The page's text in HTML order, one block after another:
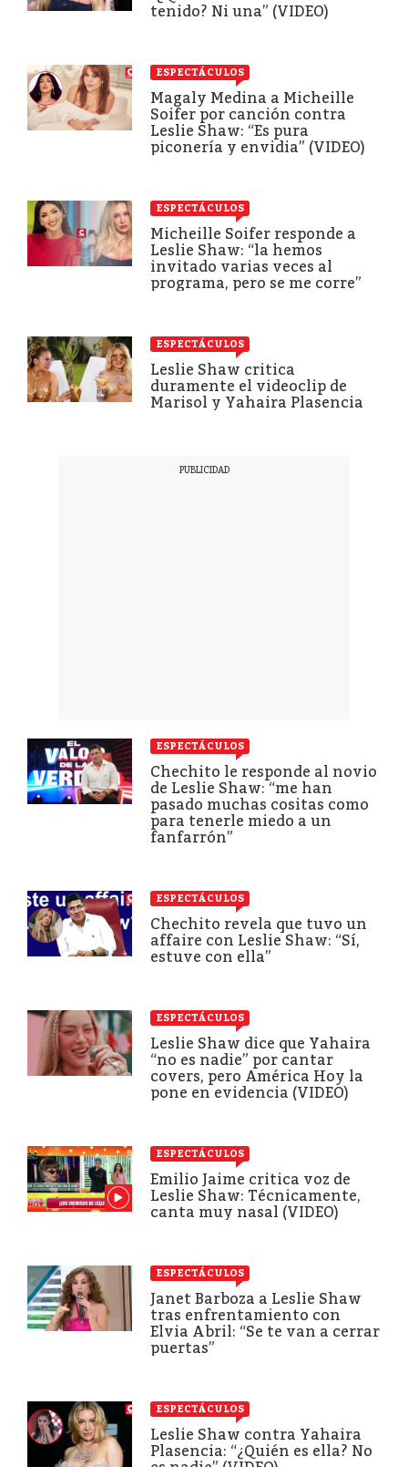
tenido? Ni una” (VIDEO)
ESPECTÁCULOS
Magaly Medina a Micheille
Soifer por canción contra
Leslie Shaw: “Es pura
piconería y envidia” (VIDEO)
ESPECTÁCULOS
Micheille Soifer responde a
Leslie Shaw: “la hemos
invitado varias veces al
programa, pero se me corre”
ESPECTÁCULOS
Leslie Shaw critica
duramente el videoclip de
Marisol y Yahaira Plasencia
ESPECTÁCULOS
Chechito le responde al novio
de Leslie Shaw: “me han
pasado muchas cositas como
para tenerle miedo a un
fanfarrón”
ESPECTÁCULOS
Chechito revela que tuvo un
affaire con Leslie Shaw: “Sí,
estuve con ella”
ESPECTÁCULOS
Leslie Shaw dice que Yahaira
“no es nadie” por cantar
covers, pero América Hoy la
pone en evidencia (VIDEO)
ESPECTÁCULOS
Emilio Jaime critica voz de
Leslie Shaw: Técnicamente,
canta muy nasal (VIDEO)
ESPECTÁCULOS
Janet Barboza a Leslie Shaw
tras enfrentamiento con
Elvia Abril: “Se te van a cerrar
puertas”
ESPECTÁCULOS
Leslie Shaw contra Yahaira
Plasencia: “¿Quién es ella? No